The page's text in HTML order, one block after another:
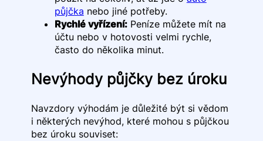
půjčka nebo jiné potřeby.
Rychlé vyřízení:Peníze můžete mít na
účtu nebo v hotovosti velmi rychle,
často do několika minut.
Nevýhody půjčky bez úroku
Navzdory výhodám je důležité být si vědom
i některých nevýhod, které mohou s půjčkou
bez úroku souviset: